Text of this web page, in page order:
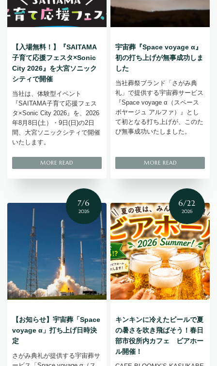
【入場無料！】『SAITAMA
子育て応援フェスタ×Sonic
City 2026』を大宮ソニック
シティで開催
当社は、体験型イベント
『SAITAMA子育て応援フェス
タ×Sonic City 2026』を、2026
年8月8日(土）・9日(日)の2日
間、大宮ソニックシティで開催
いたします。
宇宙葬『Space voyage α』
初の打ち上げが無事成功しま
した
当社葬祭ブランド「さがみ典
礼」で提供する宇宙葬サービス
『Space voyage α（スペース
ボヤージュ アルファ）』とし
て初となる打ち上げが、このた
び無事成功いたしました。
7/6
2026
【お知らせ】宇宙葬「Space
voyage α」打ち上げ日時決
定
さがみ典礼が提供する宇宙葬サ
6/22
2026
キンキンに冷えたビールで夏
の暑さを吹き飛ばそう！春日
部市役所内カフェ ビアホー
ル開催！